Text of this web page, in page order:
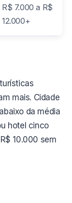
R$ 7.000 a R$
12.000+
mais. Cidade
da média
hotel cinco
10.000 sem